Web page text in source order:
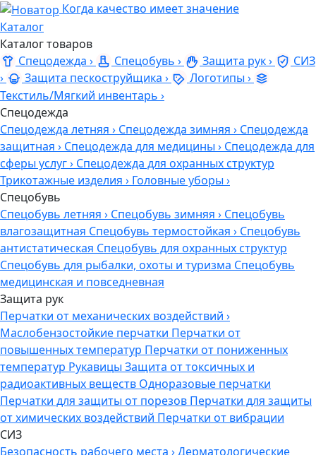
Когда качество имеет значение
Каталог
Каталог товаров
Спецодежда › Спецобувь › Защита рук›
СИЗ
›
Защита пескоструйщика › Логотипы ›
Текстиль/Мягкий инвентарь ›
Спецодежда
Спецодежда летняя › Спецодежда зимняя › Спецодежда
защитная › Спецодежда для медицины › Спецодежда для
сферы услуг› Спецодежда для охранных структур
Трикотажные изделия › Головные уборы ›
Спецобувь
Спецобувь летняя › Спецобувь зимняя › Спецобувь
влагозащитная Спецобувь термостойкая › Спецобувь
антистатическая Спецобувь для охранных структур
Спецобувь для рыбалки, охоты и туризма Спецобувь
медицинская и повседневная
Защита рук
Перчатки от механических воздействий ›
Маслобензостойкие перчатки Перчатки от
повышенных температур Перчатки от пониженных
температур Рукавицы Защита от токсичных и
радиоактивных веществ Одноразовые перчатки
Перчатки для защиты от порезов Перчатки для защиты
от химических воздействий Перчатки от вибрации
СИЗ
Безопасность рабочего места ›Дерматологические